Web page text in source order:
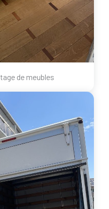
de meubles